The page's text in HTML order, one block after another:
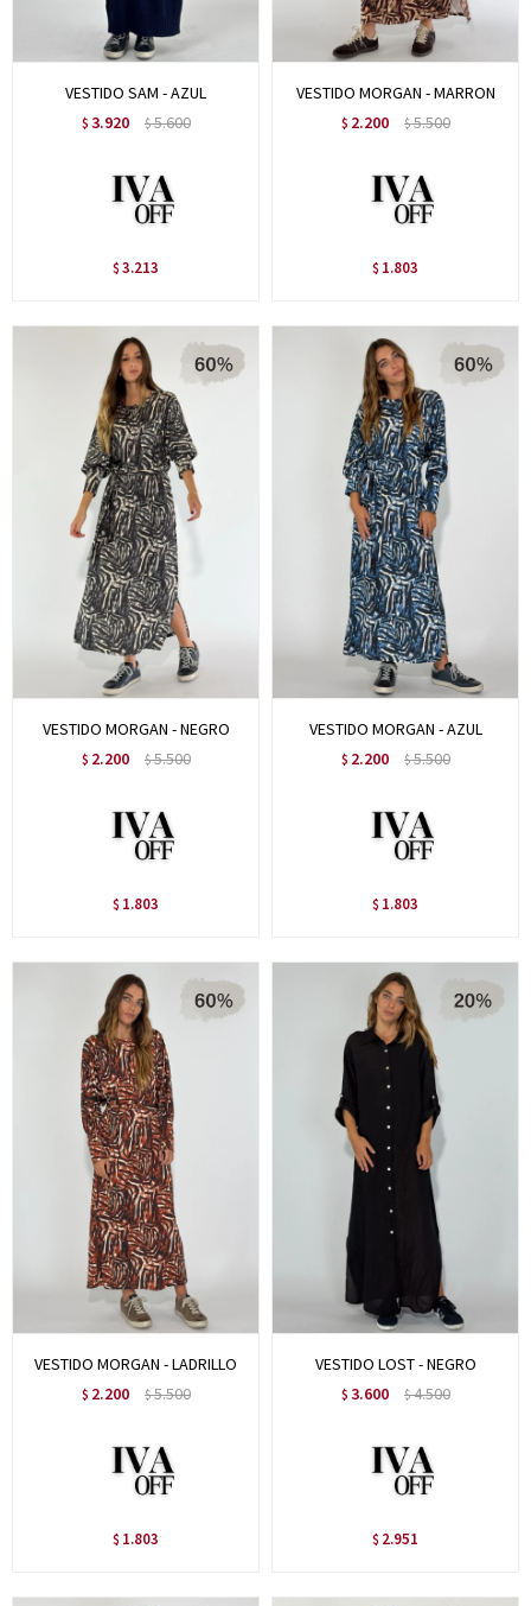
VESTIDO SAM - AZUL
$ 3.920 $5.600
$ 3.213
VESTIDO MORGAN - MARRON
$ 2.200 $5.500
$ 1.803
VESTIDO MORGAN - NEGRO
$ 2.200 $5.500
$ 1.803
VESTIDO MORGAN - AZUL
$ 2.200 $5.500
$ 1.803
VESTIDO MORGAN - LADRILLO
$ 2.200 $5.500
$ 1.803
VESTIDO LOST - NEGRO
$ 3.600 $4.500
$ 2.951